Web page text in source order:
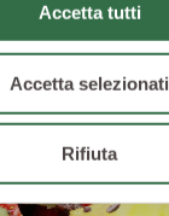
Accetta tutti
Accetta selezionati
Rifiuta